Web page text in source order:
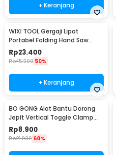
+ Keranjang
WIXI TOOL Gergaji Lipat
Portabel Folding Hand Saw
39cm - JSZ-002
Rp23.400
Rp45.900 50%
+ Keranjang
BO GONG Alat Bantu Dorong
Jepit Vertical Toggle Clamp
Hold Down Handle - GH-13009
Rp8.900
Rp21.900 60%